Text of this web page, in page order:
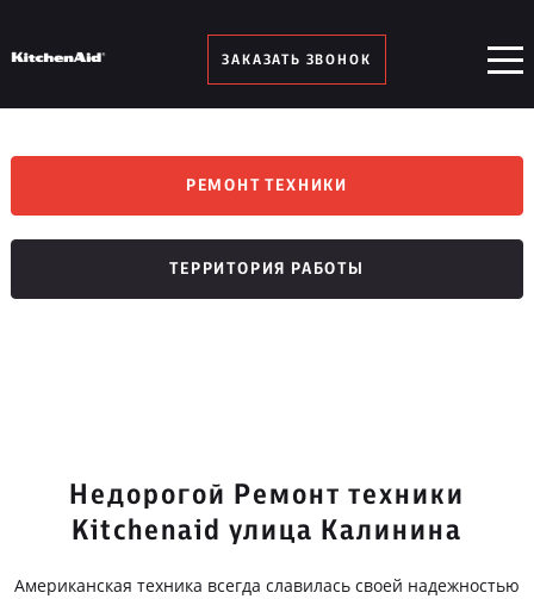
ЗАКАЗАТЬ ЗВОНОК
РЕМОНТ ТЕХНИКИ
ТЕРРИТОРИЯ РАБОТЫ
Недорогой Ремонт техники
Kitchenaid улица Калинина
Американская техника всегда славилась своей надежностью